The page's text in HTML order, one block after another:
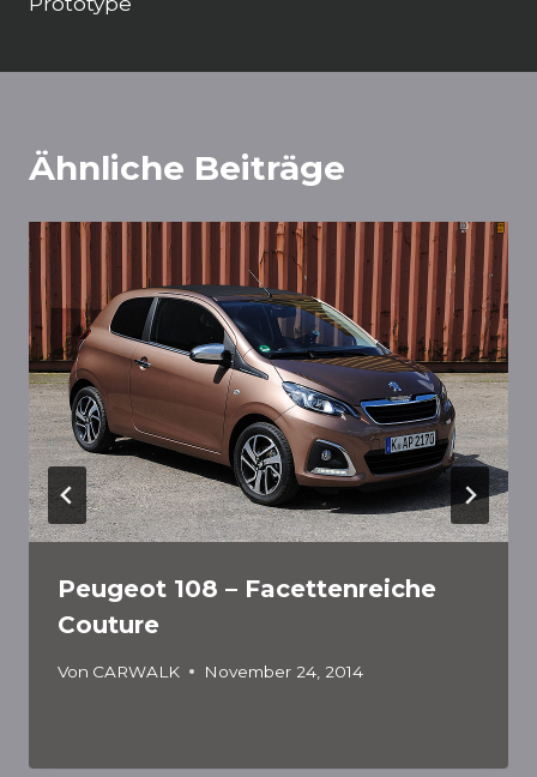
Ähnliche Beiträge
Peugeot 108 – Facettenreiche
Couture
Von CARWALK November 24, 2014